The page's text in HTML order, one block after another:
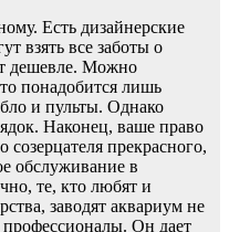
Есть дизайнерские
взять все заботы о
дешевле. Можно
понадобится лишь
и пульты. Однако
Наконец, ваше право
созерцателя прекрасного,
обслуживание в
те, кто любят и
заводят аквариум не
профессионалы. Он дает